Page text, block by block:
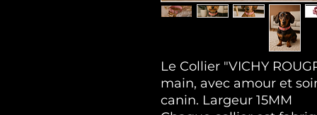
Le Collier "VICHY
main, avec amour et
canin. Largeur 15MM